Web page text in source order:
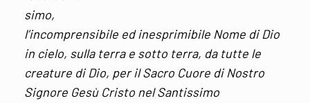
simo,
l’incomprensibile ed inesprimibile Nome di Dio
in cielo, sulla terra e sotto terra, da tutte le
creature di Dio, per il Sacro Cuore di Nostro
Signore Gesù Cristo nel Santissimo